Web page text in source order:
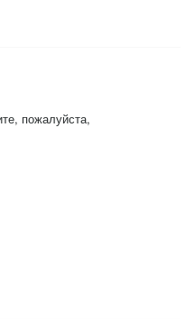
пожалуйста,